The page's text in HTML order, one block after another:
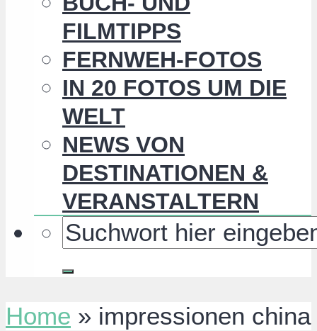
FILMTIPPS
FERNWEH-FOTOS
IN 20 FOTOS UM DIE
WELT
NEWS VON
DESTINATIONEN &
VERANSTALTERN
Home » impressionen china